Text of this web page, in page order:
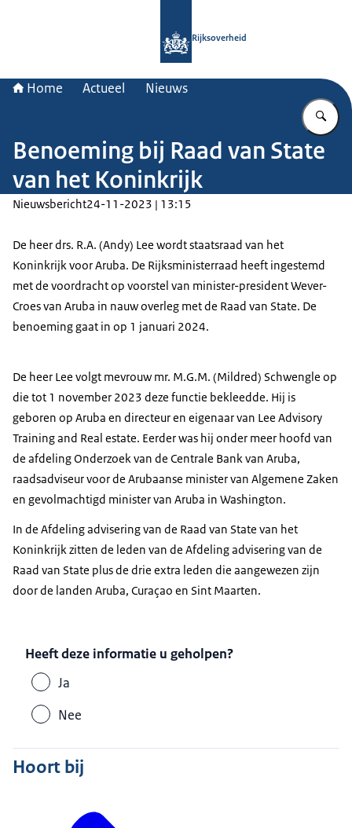
Rijksoverheid
Home Actueel Nieuws
Benoeming bij Raad van State
van het Koninkrijk
Nieuwsbericht24-11-2023 | 13:15
De heer drs. R.A. (Andy) Lee wordt staatsraad van het
Koninkrijk voor Aruba. De Rijksministerraad heeft ingestemd
met de voordracht op voorstel van minister-president Wever-
Croes van Aruba in nauw overleg met de Raad van State. De
benoeming gaat in op 1 januari 2024.
De heer Lee volgt mevrouw mr. M.G.M. (Mildred) Schwengle op
die tot 1 november 2023 deze functie bekleedde. Hij is
geboren op Aruba en directeur en eigenaar van Lee Advisory
Training and Real estate. Eerder was hij onder meer hoofd van
de afdeling Onderzoek van de Centrale Bank van Aruba,
raadsadviseur voor de Arubaanse minister van Algemene Zaken
en gevolmachtigd minister van Aruba in Washington.
In de Afdeling advisering van de Raad van State van het
Koninkrijk zitten de leden van de Afdeling advisering van de
Raad van State plus de drie extra leden die aangewezen zijn
door de landen Aruba, Curaçao en Sint Maarten.
Heeft deze informatie u geholpen?
Ja
Nee
Hoort bij